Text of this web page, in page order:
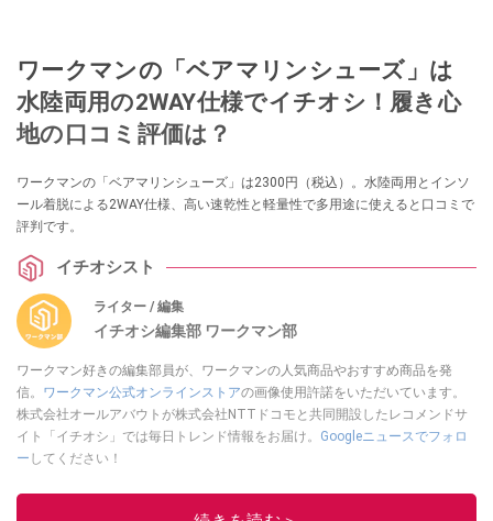
ワークマンの「ベアマリンシューズ」は
水陸両用の2WAY仕様でイチオシ！履き心
地の口コミ評価は？
ワークマンの「ベアマリンシューズ」は2300円（税込）。水陸両用とインソ
ール着脱による2WAY仕様、高い速乾性と軽量性で多用途に使えると口コミで
評判です。
イチオシスト
ライター / 編集
イチオシ編集部 ワークマン部
ワークマン好きの編集部員が、ワークマンの人気商品やおすすめ商品を発
信。 ワークマン公式オンラインストアの画像使用許諾をいただいています。
株式会社オールアバウトが株式会社NTTドコモと共同開設したレコメンドサ
イト「イチオシ」では毎日トレンド情報をお届け。 Googleニュースでフォロ
ー してください！
このイチオシストの他の記事を読む